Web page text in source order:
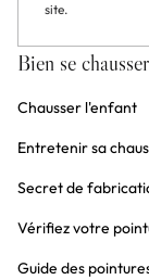
site.
Bien se chausser
Chausser l'enfant
Entretenir sa
Secret de
Vérifiez votre
Guide des